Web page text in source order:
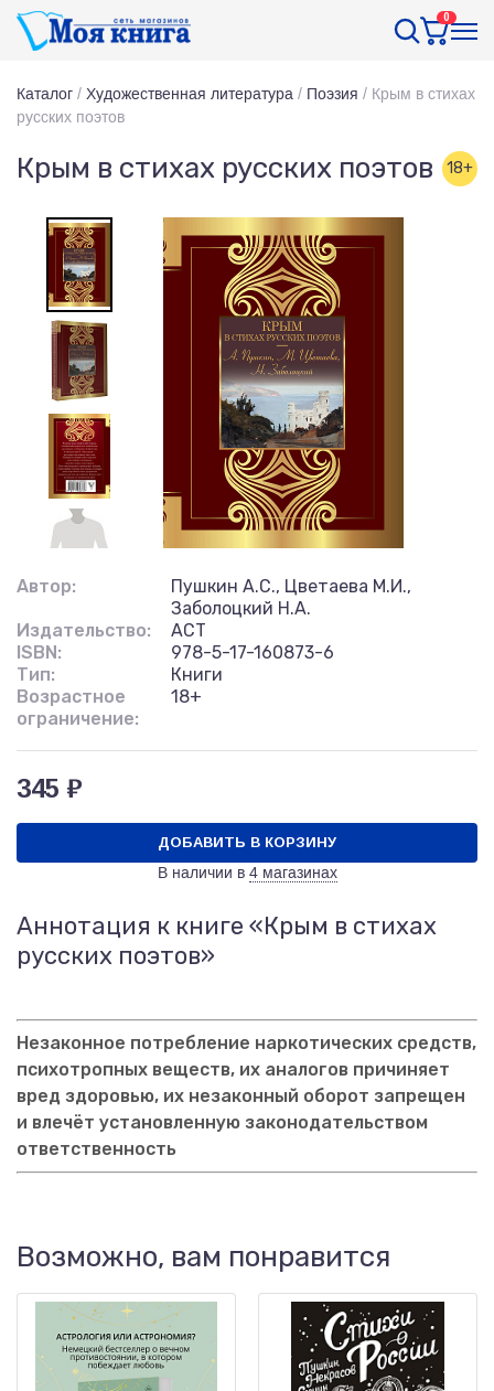
0
Каталог / Художественная литература / Поэзия / Крым в стихах
русских поэтов
Крым в стихах русских поэтов 18+
Автор:
Пушкин А.С., Цветаева М.И.,
Заболоцкий Н.А.
Издательство:
АСТ
ISBN:
978-5-17-160873-6
Тип:
Книги
Возрастное
ограничение:
18+
345 ₽
ДОБАВИТЬ В КОРЗИНУ
В наличии в 4 магазинах
Аннотация к книге «Крым в стихах
русских поэтов»
Незаконное потребление наркотических средств,
психотропных веществ, их аналогов причиняет
вред здоровью, их незаконный оборот запрещен
и влечёт установленную законодательством
ответственность
Возможно, вам понравится